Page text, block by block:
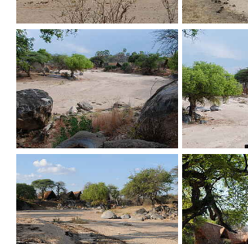
Show larger version Show
Show larger version Show